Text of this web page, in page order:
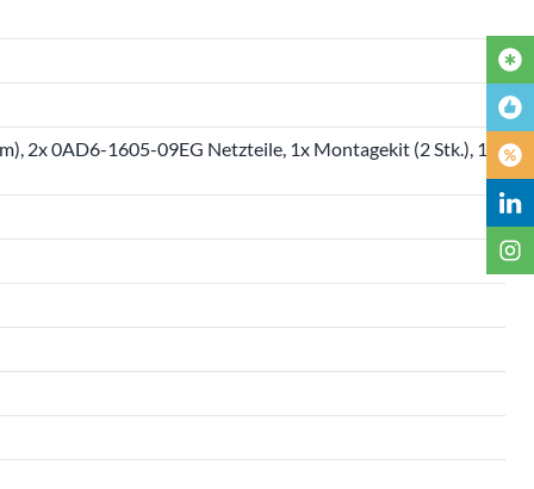
2x 0AD6-1605-09EG Netzteile, 1x Montagekit (2 Stk.), 1x